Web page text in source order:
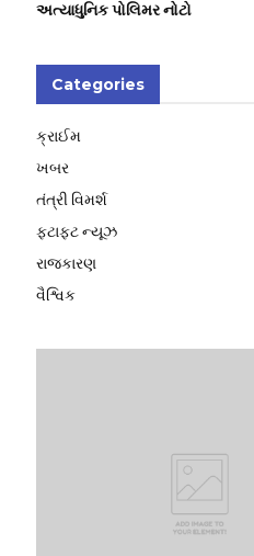
અત્યાધુનિક પોલિમર નોટો
Categories
ક્રાઈમ
ખબર
તંત્રી વિમર્શ
ફટાફટ ન્યૂઝ
રાજકારણ
વૈશ્વિક